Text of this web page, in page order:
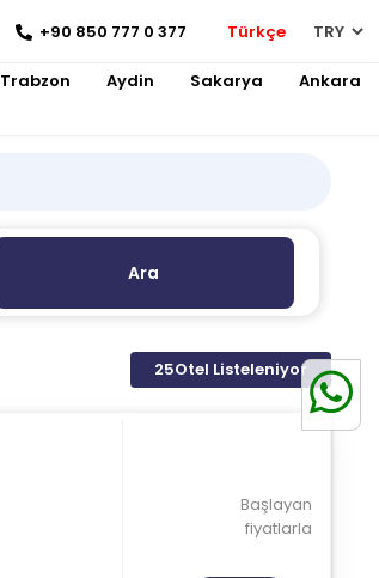
+90 850 777 0 377 Türkçe
Trabzon Aydin Sakarya Ankara
Ara
25Otel Listeleniyor
Başlayan
fiyatlarla